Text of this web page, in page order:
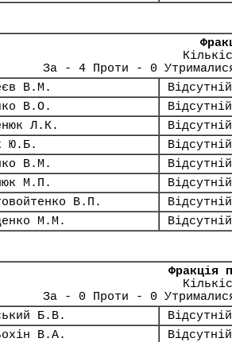
За - 4 Проти - 0
В.М.
Відсутній
В.О.
Відсутній
Л.К.
Відсутній
Ю.Б.
Відсутній
В.М.
Відсутній
М.П.
Відсутній
В.П.
Відсутній
М.М.
Відсутній
Фракція
За - 0 Проти - 0
Б.В.
Відсутній
В.А.
Відсутній